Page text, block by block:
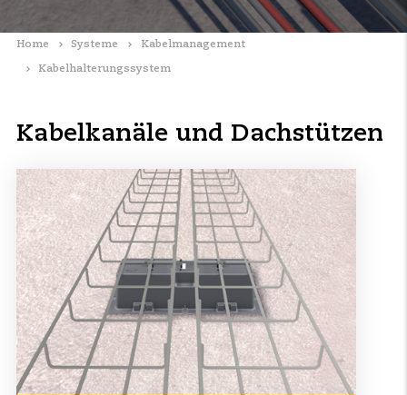
Home Systeme Kabelmanagement
Kabelhalterungssystem
Kabelkanäle und Dachstützen